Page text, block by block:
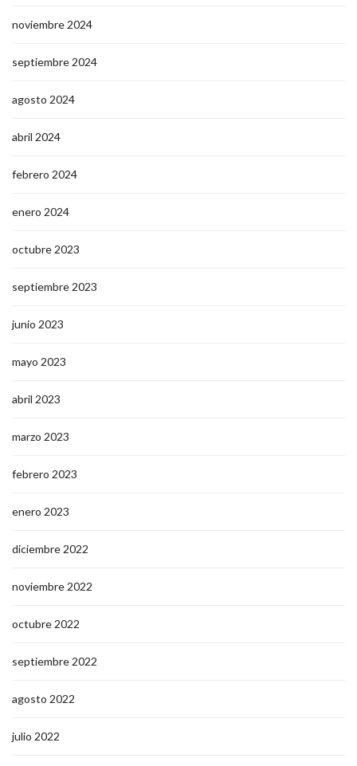
noviembre 2024
septiembre 2024
agosto 2024
abril 2024
febrero 2024
enero 2024
octubre 2023
septiembre 2023
junio 2023
mayo 2023
abril 2023
marzo 2023
febrero 2023
enero 2023
diciembre 2022
noviembre 2022
octubre 2022
septiembre 2022
agosto 2022
julio 2022